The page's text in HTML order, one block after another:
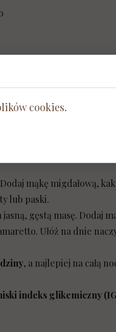
mąkę migdałową,
lub paski.
gęstą masę. Dodaj
Ułóż na dnie
, a najlepiej na całą
indeks glikemiczny
cookies.